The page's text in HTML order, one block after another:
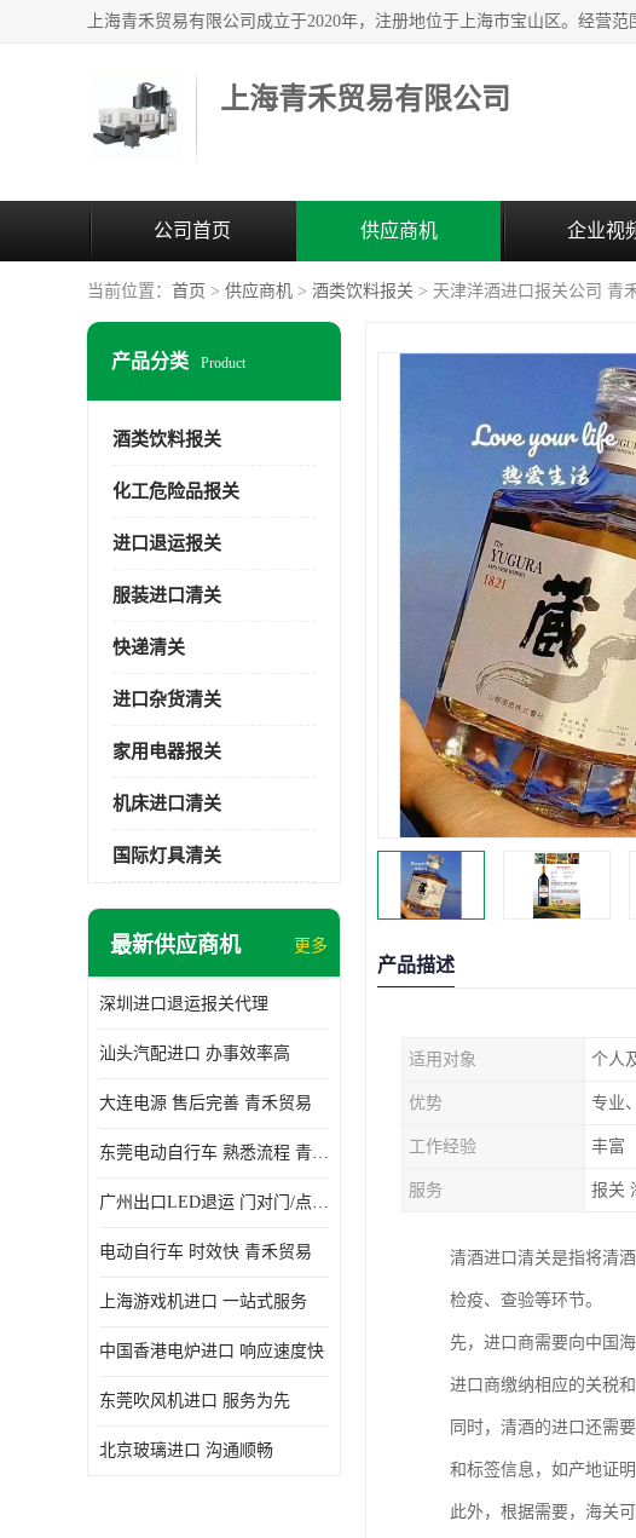
上海青禾贸易有限公司
公司首页 供应商机 企业视
当前位置： 首页 > 供应商机 > 酒类饮料报关 > 天津洋酒进口报关公司 青
产品分类 Product
酒类饮料报关
化工危险品报关
进口退运报关
服装进口清关
快递清关
进口杂货清关
家用电器报关
机床进口清关
国际灯具清关
最新供应商机 更多
深圳进口退运报关代理
汕头汽配进口 办事效率高
大连电源 售后完善 青禾贸易
东莞电动自行车 熟悉流程 青禾贸易
广州出口LED退运 门对门/点对点
电动自行车 时效快 青禾贸易
上海游戏机进口 一站式服务
中国香港电炉进口 响应速度快
东莞吹风机进口 服务为先
北京玻璃进口 沟通顺畅
产品描述
适用对象 个人
优势 专业
工作经验 丰富
服务 报关
清酒进口清关是指将清
检疫、查验等环节。
先，进口商需要向中国
进口商缴纳相应的关税和
同时，清酒的进口还需
和标签信息，如产地证明
此外，根据需要，海关